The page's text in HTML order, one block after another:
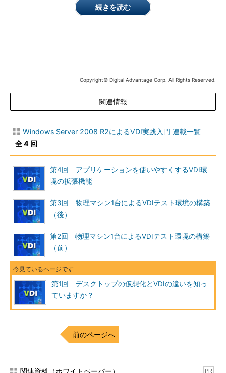
デスクトップに関するトラブルにもサーバ・ルーム内で対
応できる（クライアント・マシンの故障は別）
イザ上に仮想デスクトップを置いただけでは足りない。多数の仮
想デスクトップを効率よく管理する機能や、エンドユーザーに使
必要だ。それに対応すべく大幅に機能拡張されたのが、Windows
Server 2008 R2のRDS機能である。次の図は、そのRDSを使って
構築した、Windows Server 2008 R2におけるVDI環境の全体像
である。
Windows Server 2008 R2におけるVDIの全体像
VDI向けの管理機能を追加されたRDSやHyper-V 2.
0、Active Directory、App-Vなどで構成される。
続きを読む
Copyright© Digital Advantage Corp. All Rights Reserved.
関連情報
Windows Server 2008 R2によるVDI実践入門 連載一覧
全 4 回
第4回 アプリケーションを使いやすくするVDI環
境の拡張機能
第3回 物理マシン1台によるVDIテスト環境の構築
（後）
第2回 物理マシン1台によるVDIテスト環境の構築
（前）
第1回 デスクトップの仮想化とVDIの違いを知っ
ていますか？
前のページへ
関連資料（ホワイトペーパー） PR